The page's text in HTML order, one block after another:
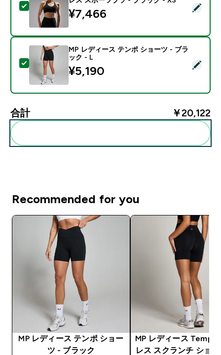
この商品を選択 - MP ウィメンズ テンポ ウルトラ シ
¥7,466‎
この商品を選択 - MP レディース テンポ ショーツ -
MP レディース テンポ ショーツ - ブラ
ック - L
¥5,190‎
合計 ￥20,122‎
Recommended for you
MP レディース テンポ ショー
ツ - ブラック
MP レディース Tempo
レス スクランチ ショ